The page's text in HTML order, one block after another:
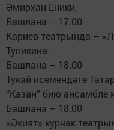
Әмирхан Еники.
Башлана – 17.00
Кариев театрында –
Тупикина.
Башлана – 18.00
Тукай исемендәге
“Казан” бию ансамбле
Башлана – 18.00
«Әкият» курчак